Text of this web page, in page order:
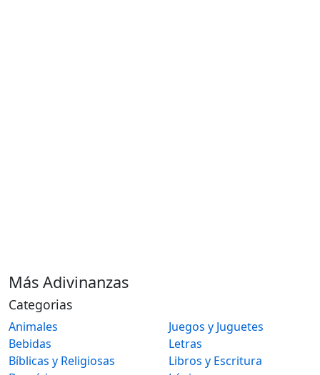
Más Adivinanzas
Categorias
Animales
Bebidas
Bíblicas y Religiosas
Juegos y Juguetes
Letras
Libros y Escritura